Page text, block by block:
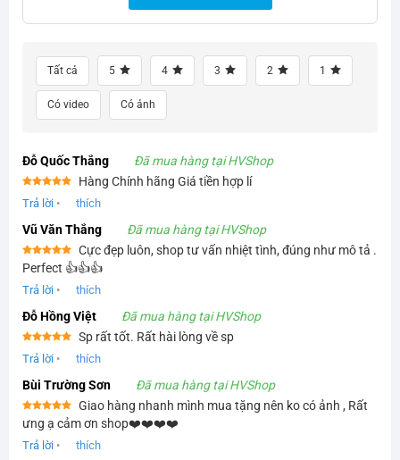
Tất cả 5 4 3 2 1
Có video Có ảnh
Đỗ Quốc Thắng Đã mua hàng tại HVShop
Được xếp
hạng55
Hàng Chính hãng Giá tiền hợp lí
Trả lời • thích
Vũ Văn Thắng Đã mua hàng tại HVShop
Được xếp
hạng55
sao
Cực đẹp luôn, shop tư vấn nhiệt tình, đúng như mô tả .
Perfect 👍👍👍
Trả lời • thích
Đỗ Hồng Việt Đã mua hàng tại HVShop
Được xếp
hạng55
Sp rất tốt. Rất hài lòng về sp
Trả lời • thích
Bùi Trường Sơn Đã mua hàng tại HVShop
Được xếp
hạng 55
sao
Giao hàng nhanh mình mua tặng nên ko có ảnh , Rất
ưng ạ cảm ơn shop❤️❤️❤️❤️
Trả lời • thích